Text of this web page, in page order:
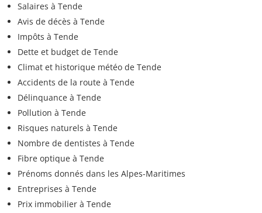
Salaires à Tende
Avis de décès à Tende
Impôts à Tende
Dette et budget de Tende
Climat et historique météo de Tende
Accidents de la route à Tende
Délinquance à Tende
Pollution à Tende
Risques naturels à Tende
Nombre de dentistes à Tende
Fibre optique à Tende
Prénoms donnés dans les Alpes-Maritimes
Entreprises à Tende
Prix immobilier à Tende